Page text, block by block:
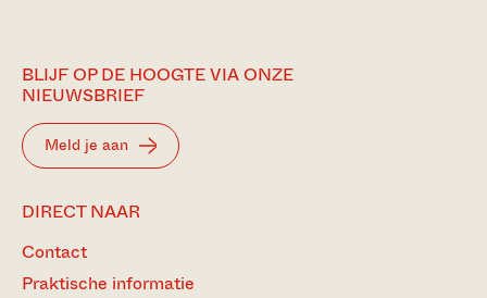
BLIJF OP DE HOOGTE VIA ONZE
NIEUWSBRIEF
Meld je aan
DIRECT NAAR
Contact
Praktische informatie